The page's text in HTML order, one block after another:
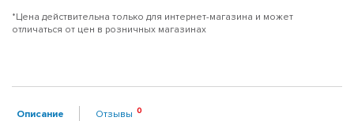
*Цена действительна только для интернет-магазина и может
отличаться от цен в розничных магазинах
Описание Отзывы